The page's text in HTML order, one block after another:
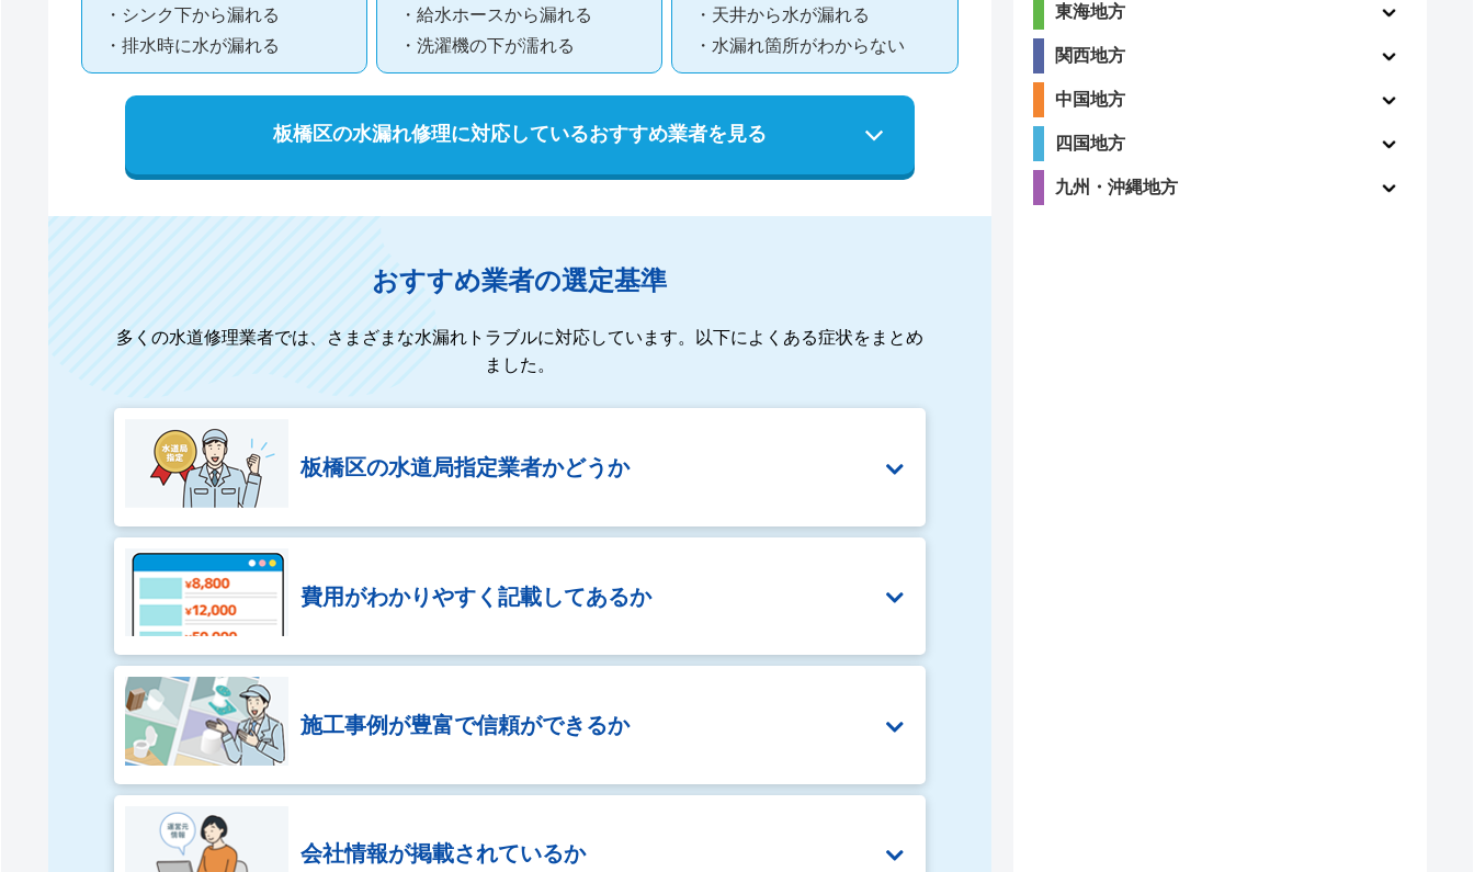
・シンク下から漏れる
・排水時に水が漏れる
・給水ホースから漏れる
・洗濯機の下が濡れる
・天井から水が漏れる
・水漏れ箇所がわからない
板橋区の水漏れ修理に対応しているおすすめ業者を見る
おすすめ業者の選定基準
多くの水道修理業者では、さまざまな水漏れトラブルに対応しています。以下によくある症状をまとめ
ました。
板橋区の水道局指定業者かどうか
費用がわかりやすく 記載してあるか
施工事例が豊富で信頼ができるか
会社情報が掲載されているか
東海地方
関西地方
中国地方
四国地方
九州・沖縄地方